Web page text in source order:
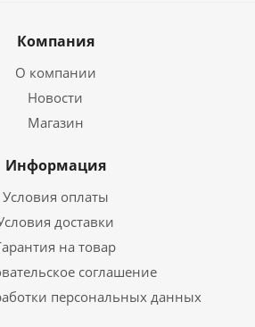
Компания
О компании
Новости
Магазин
Информация
Условия оплаты
доставки
на товар
соглашение
персональных данных